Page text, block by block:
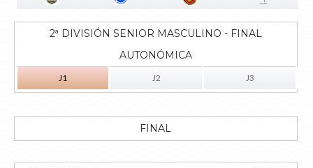
2ª DIVISIÓN SENIOR MASCULINO - FINAL
AUTONÓMICA
J1 J2 J3
FINAL